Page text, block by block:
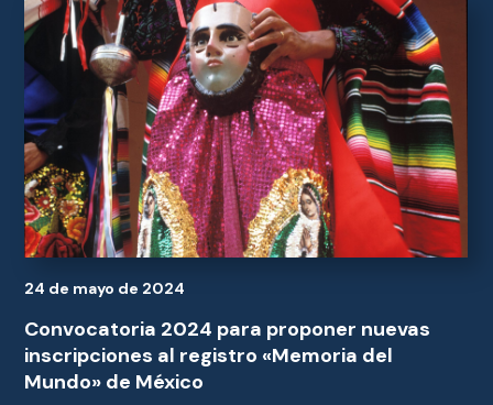
24 de mayo de 2024
Convocatoria 2024 para proponer nuevas
inscripciones al registro «Memoria del
Mundo» de México